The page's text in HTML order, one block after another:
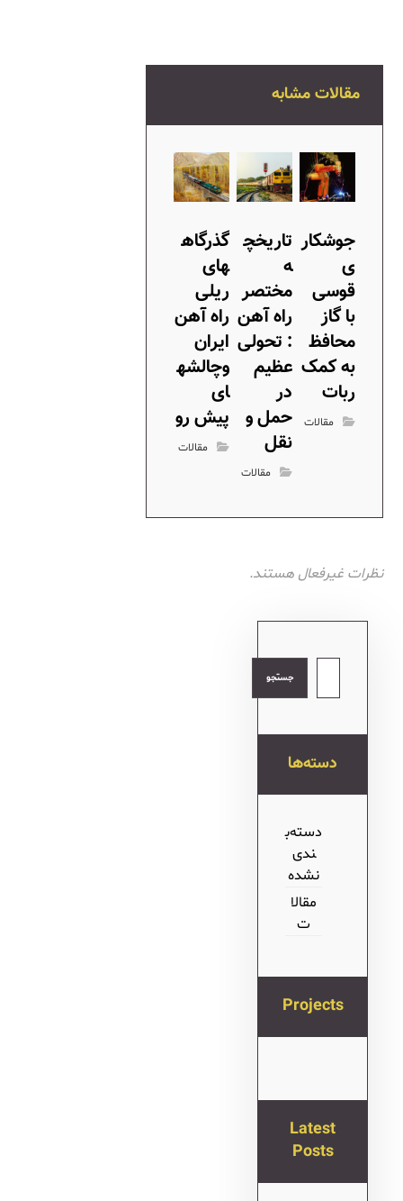
مقالات مشابه
جوشکار
ی
قوسی
با گاز
محافظ
به کمک
ربات
مقالات
تاریخچ
ه
مختصر
راه آهن
: تحولی
عظیم
در
حمل و
نقل
مقالات
گذرگاه
های
ریلی
راه آهن
ایران
وچالشه
ای
پیش رو
مقالات
نظرات غیرفعال هستند.
جستجو
دسته‌ها
دسته‌ب
ندی
نشده
مقالا
ت
Projects
Latest
Posts